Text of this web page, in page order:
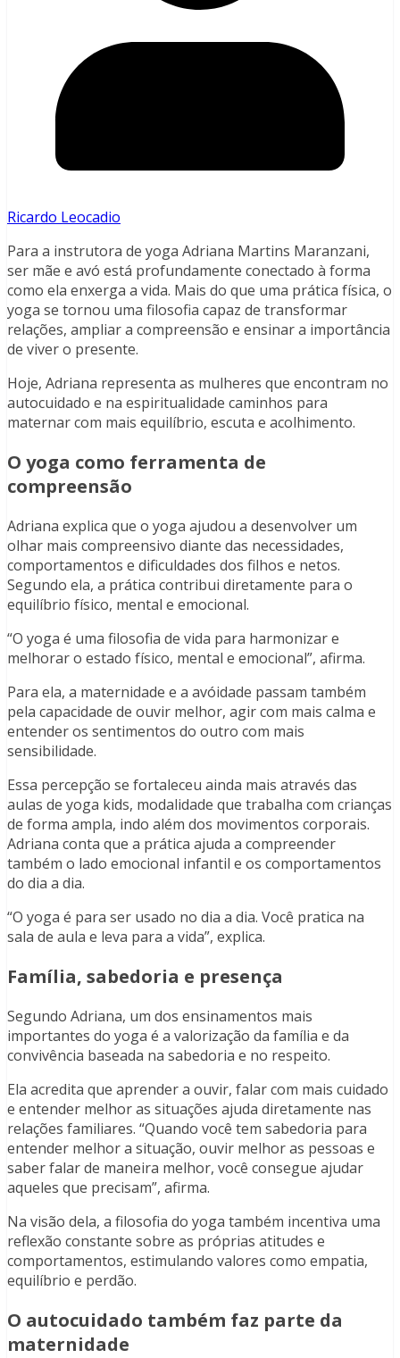
Ricardo Leocadio
Para a instrutora de yoga Adriana Martins Maranzani,
ser mãe e avó está profundamente conectado à forma
como ela enxerga a vida. Mais do que uma prática física, o
yoga se tornou uma filosofia capaz de transformar
relações, ampliar a compreensão e ensinar a importância
de viver o presente.
Hoje, Adriana representa as mulheres que encontram no
autocuidado e na espiritualidade caminhos para
maternar com mais equilíbrio, escuta e acolhimento.
O yoga como ferramenta de
compreensão
Adriana explica que o yoga ajudou a desenvolver um
olhar mais compreensivo diante das necessidades,
comportamentos e dificuldades dos filhos e netos.
Segundo ela, a prática contribui diretamente para o
equilíbrio físico, mental e emocional.
“O yoga é uma filosofia de vida para harmonizar e
melhorar o estado físico, mental e emocional”, afirma.
Para ela, a maternidade e a avóidade passam também
pela capacidade de ouvir melhor, agir com mais calma e
entender os sentimentos do outro com mais
sensibilidade.
Essa percepção se fortaleceu ainda mais através das
aulas de yoga kids, modalidade que trabalha com crianças
de forma ampla, indo além dos movimentos corporais.
Adriana conta que a prática ajuda a compreender
também o lado emocional infantil e os comportamentos
do dia a dia.
“O yoga é para ser usado no dia a dia. Você pratica na
sala de aula e leva para a vida”, explica.
Família, sabedoria e presença
Segundo Adriana, um dos ensinamentos mais
importantes do yoga é a valorização da família e da
convivência baseada na sabedoria e no respeito.
Ela acredita que aprender a ouvir, falar com mais cuidado
e entender melhor as situações ajuda diretamente nas
relações familiares. “Quando você tem sabedoria para
entender melhor a situação, ouvir melhor as pessoas e
saber falar de maneira melhor, você consegue ajudar
aqueles que precisam”, afirma.
Na visão dela, a filosofia do yoga também incentiva uma
reflexão constante sobre as próprias atitudes e
comportamentos, estimulando valores como empatia,
equilíbrio e perdão.
O autocuidado também faz parte da
maternidade